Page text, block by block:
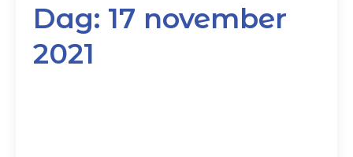
Dag: 17 november
2021